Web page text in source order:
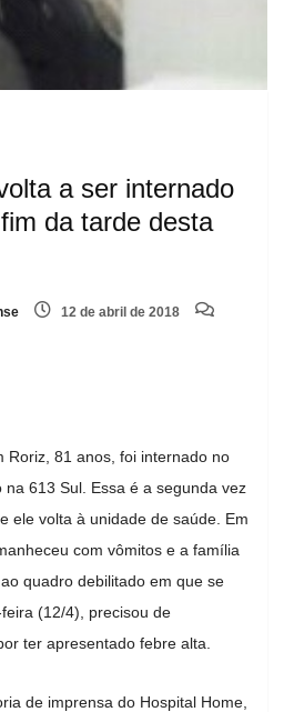
a ser internado
da tarde desta
12 de abril de 2018
Roriz, 81 anos, foi internado no
na 613 Sul. Essa é a segunda vez
ele volta à unidade de saúde. Em
com vômitos e a família
quadro debilitado em que se
(12/4), precisou de
ter apresentado febre alta.
de imprensa do Hospital Home,